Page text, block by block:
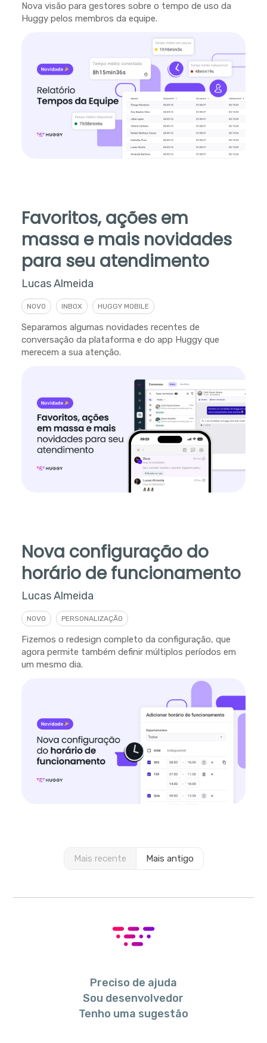
Nova visão para gestores sobre o tempo de uso da
Huggy pelos membros da equipe.
Favoritos, ações em
massa e mais novidades
para seu atendimento
Lucas Almeida
NOVO INBOX HUGGY MOBILE
Separamos algumas novidades recentes de
conversação da plataforma e do app Huggy que
merecem a sua atenção.
Nova configuração do
horário de funcionamento
Lucas Almeida
NOVO PERSONALIZAÇÃO
Fizemos o redesign completo da configuração, que
agora permite também definir múltiplos períodos em
um mesmo dia.
Mais recente Mais antigo
Preciso de ajuda
Sou desenvolvedor
Tenho uma sugestão